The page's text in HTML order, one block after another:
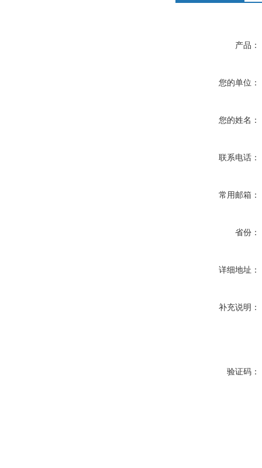
产品：
您的单位：
您的姓名：
联系电话：
常用邮箱：
省份：
详细地址：
补充说明：
验证码：